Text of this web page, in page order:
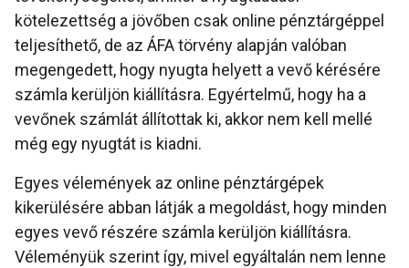
kötelezettség a jövőben csak online pénztárgéppel
teljesíthető, de az ÁFA törvény alapján valóban
megengedett, hogy nyugta helyett a vevő kérésére
számla kerüljön kiállításra. Egyértelmű, hogy ha a
vevőnek számlát állítottak ki, akkor nem kell mellé
még egy nyugtát is kiadni.
Egyes vélemények az online pénztárgépek
kikerülésére abban látják a megoldást, hogy minden
egyes vevő részére számla kerüljön kiállításra.
Véleményük szerint így, mivel egyáltalán nem lenne